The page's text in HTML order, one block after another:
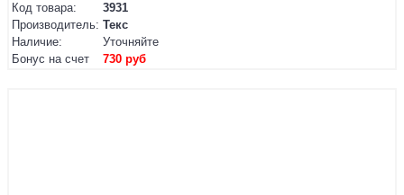
Код товара:
3931
Производитель: Текс
Наличие:
Уточняйте
Бонус на счет
730 руб